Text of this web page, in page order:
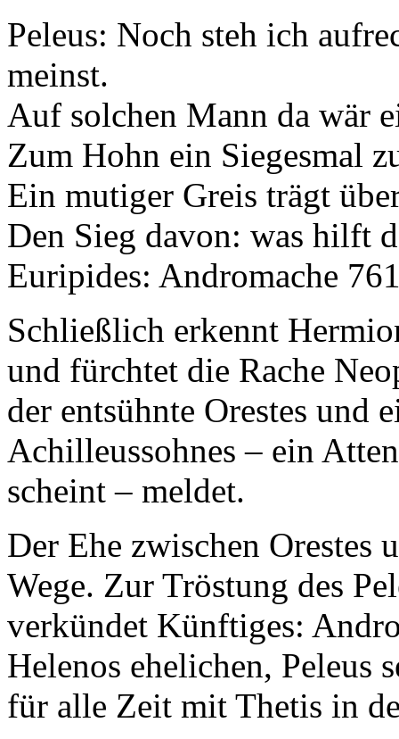
Peleus: Noch steh ich
meinst.
Auf solchen Mann da wär
Zum Hohn ein Siegesmal
Ein mutiger Greis trägt
Den Sieg davon: was hilft
Euripides: Andromache
Schließlich erkennt
und fürchtet die Rache
der entsühnte Orestes und
Achilleussohnes – ein
scheint – meldet.
Der Ehe zwischen Orestes
Wege. Zur Tröstung des
verkündet Künftiges:
Helenos ehelichen, Peleus
für alle Zeit mit Thetis in